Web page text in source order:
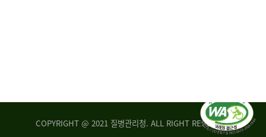
COPYRIGHT @ 2021 질병관리청. ALL RIGHT RESERVED